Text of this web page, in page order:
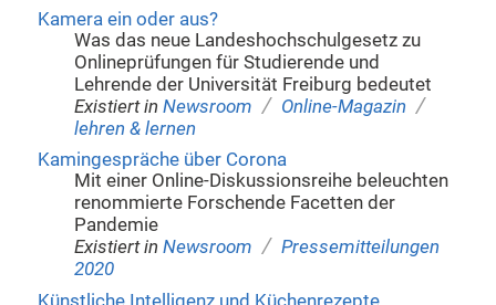
Kamera ein oder aus?
Was das neue Landeshochschulgesetz zu
Onlineprüfungen für Studierende und
Lehrende der Universität Freiburg bedeutet
Existiert in Newsroom / Online-Magazin /
lehren & lernen
Kamingespräche über Corona
Mit einer Online-Diskussionsreihe beleuchten
renommierte Forschende Facetten der
Pandemie
Existiert in Newsroom / Pressemitteilungen
2020
Künstliche Intelligenz und Küchenrezepte